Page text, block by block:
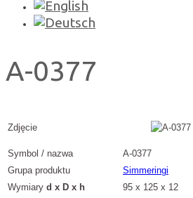
A-0377
Zdjęcie
Symbol / nazwa
A-0377
Grupa produktu
Simmeringi
Wymiary d x D x h
95 x 125 x 12